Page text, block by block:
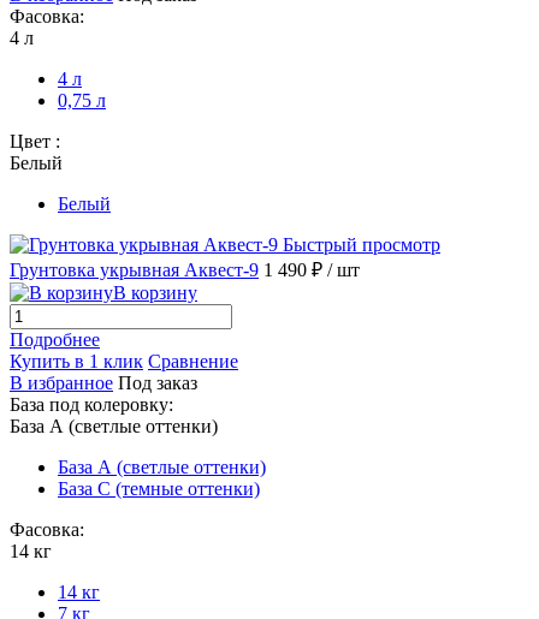
Фасовка:
4 л
4 л
0,75 л
Цвет :
Белый
Белый
Быстрый просмотр
Грунтовка укрывная Аквест-9 1 490 ₽ / шт
В корзину
Подробнее
Купить в 1 клик Сравнение
В избранное Под заказ
База под колеровку:
База А (светлые оттенки)
База А (светлые оттенки)
База С (темные оттенки)
Фасовка:
14 кг
14 кг
7 кг